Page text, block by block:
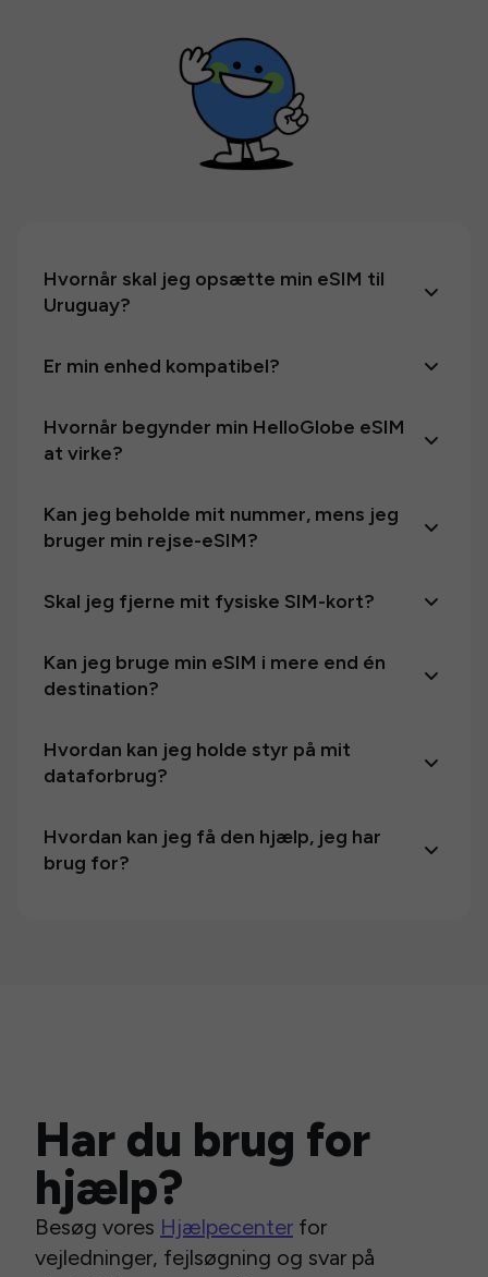
Hvornår skal jeg opsætte min eSIM til
Uruguay?
Er min enhed kompatibel?
Hvornår begynder min HelloGlobe eSIM
at virke?
Kan jeg beholde mit nummer, mens jeg
bruger min rejse-eSIM?
Skal jeg fjerne mit fysiske SIM-kort?
Kan jeg bruge min eSIM i mere end én
destination?
Hvordan kan jeg holde styr på mit
dataforbrug?
Hvordan kan jeg få den hjælp, jeg har
brug for?
Har du brug for
hjælp?
Besøg vores Hjælpecenter for
vejledninger, fejlsøgning og svar på